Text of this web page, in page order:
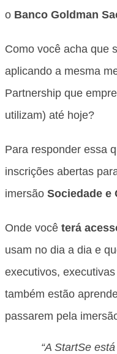
o Banco Goldman
Como você acha que
aplicando a mesma
Partnership que
utilizam) até hoje?
Para responder essa
inscrições abertas
imersão Sociedade e
Onde você terá
usam no dia a dia e
executivos,
também estão
passarem pela
“A StartSe